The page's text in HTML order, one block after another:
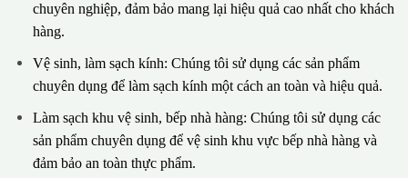
chuyên nghiệp, đảm bảo mang lại hiệu quả cao nhất cho khách
hàng.
Vệ sinh, làm sạch kính: Chúng tôi sử dụng các sản phẩm
chuyên dụng để làm sạch kính một cách an toàn và hiệu quả.
Làm sạch khu vệ sinh, bếp nhà hàng: Chúng tôi sử dụng các
sản phẩm chuyên dụng để vệ sinh khu vực bếp nhà hàng và
đảm bảo an toàn thực phẩm.